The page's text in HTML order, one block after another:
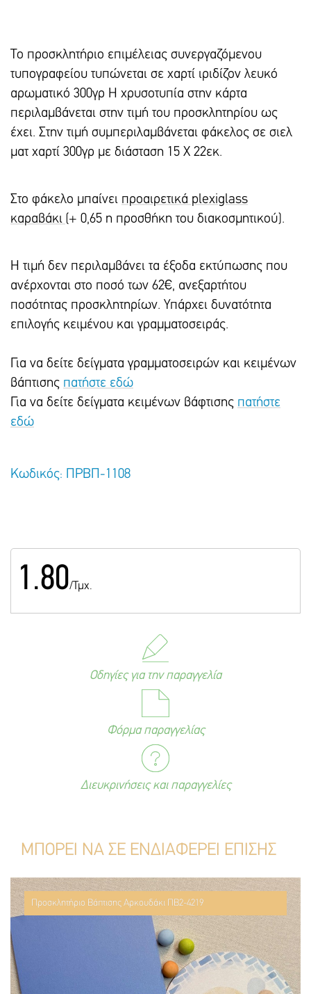
Το προσκλητήριο επιμέλειας συνεργαζόμενου
τυπογραφείου τυπώνεται σε χαρτί ιριδίζον λευκό
αρωματικό 300γρ Η χρυσοτυπία στην κάρτα
περιλαμβάνεται στην τιμή του προσκλητηρίου ως
έχει. Στην τιμή συμπεριλαμβάνεται φάκελος σε σιελ
ματ χαρτί 300γρ με διάσταση 15 Χ 22εκ.
Στο φάκελο μπαίνει προαιρετικά plexiglass
καραβάκι (+ 0,65 η προσθήκη του διακοσμητικού).
Η τιμή δεν περιλαμβάνει τα έξοδα εκτύπωσης που
ανέρχονται στο ποσό των 62€, ανεξαρτήτου
ποσότητας προσκλητηρίων. Υπάρxει δυνατότητα
επιλογής κειμένου και γραμματοσειράς.
Για να δείτε δείγματα γραμματοσειρών και κειμένων
βάπτισης πατήστε εδώ
Για να δείτε δείγματα κειμένων βάφτισης πατήστε
εδώ
Κωδικός: ΠΡΒΠ-1108
1.80/Τμχ.
Οδηγίες για την παραγγελία
Φόρμα παραγγελίας
Διευκρινήσεις και παραγγελίες
ΜΠΟΡΕΙ ΝΑ ΣΕ ΕΝΔΙΑΦΕΡΕΙ ΕΠΙΣΗΣ
Προσκλητήριο Βάπτισης Αρκουδάκι ΠΒ2-4219